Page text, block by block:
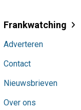
Frankwatching
Adverteren
Contact
Nieuwsbrieven
Over ons